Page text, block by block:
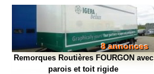
8 annonces
Remorques Routières FOURGON avec
parois et toit rigide